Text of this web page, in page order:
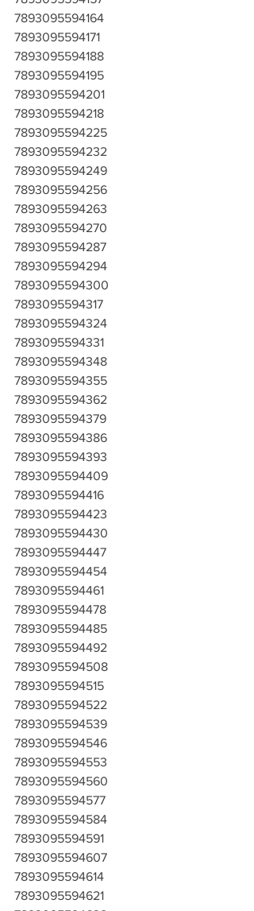
7893095594164
7893095594171
7893095594188
7893095594195
7893095594201
7893095594218
7893095594225
7893095594232
7893095594249
7893095594256
7893095594263
7893095594270
7893095594287
7893095594294
7893095594300
7893095594317
7893095594324
7893095594331
7893095594348
7893095594355
7893095594362
7893095594379
7893095594386
7893095594393
7893095594409
7893095594416
7893095594423
7893095594430
7893095594447
7893095594454
7893095594461
7893095594478
7893095594485
7893095594492
7893095594508
7893095594515
7893095594522
7893095594539
7893095594546
7893095594553
7893095594560
7893095594577
7893095594584
7893095594591
7893095594607
7893095594614
7893095594621